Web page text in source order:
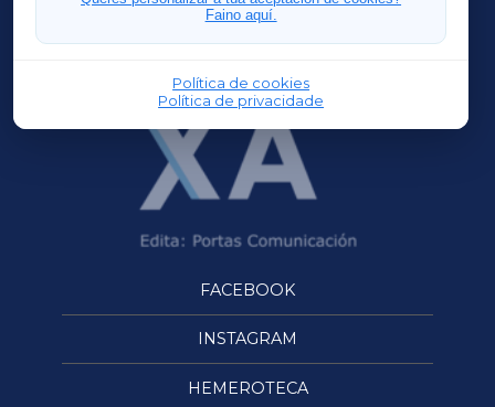
Faino aquí.
Política de cookies
Política de privacidade
OURENSEXA
FACEBOOK
INSTAGRAM
HEMEROTECA